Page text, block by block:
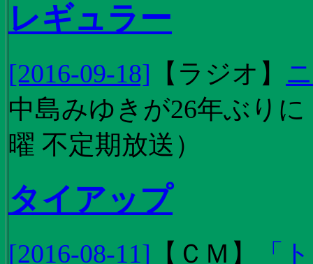
レギュラー
[2016-09-18] 【 ラジオ 】
中島みゆきが26年ぶり
曜 不定期放送）
タイアップ
[2016-08-11] 【 ＣＭ 】 「